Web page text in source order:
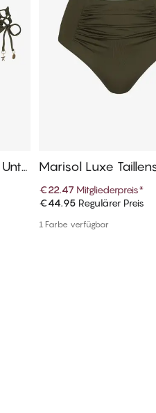
In den Warenkorb
Marisol Luxe
Bikini Unterteile
€22.47 Mitgliederpreis*
€44.95 Regulärer Preis
1 Farbe verfügbar